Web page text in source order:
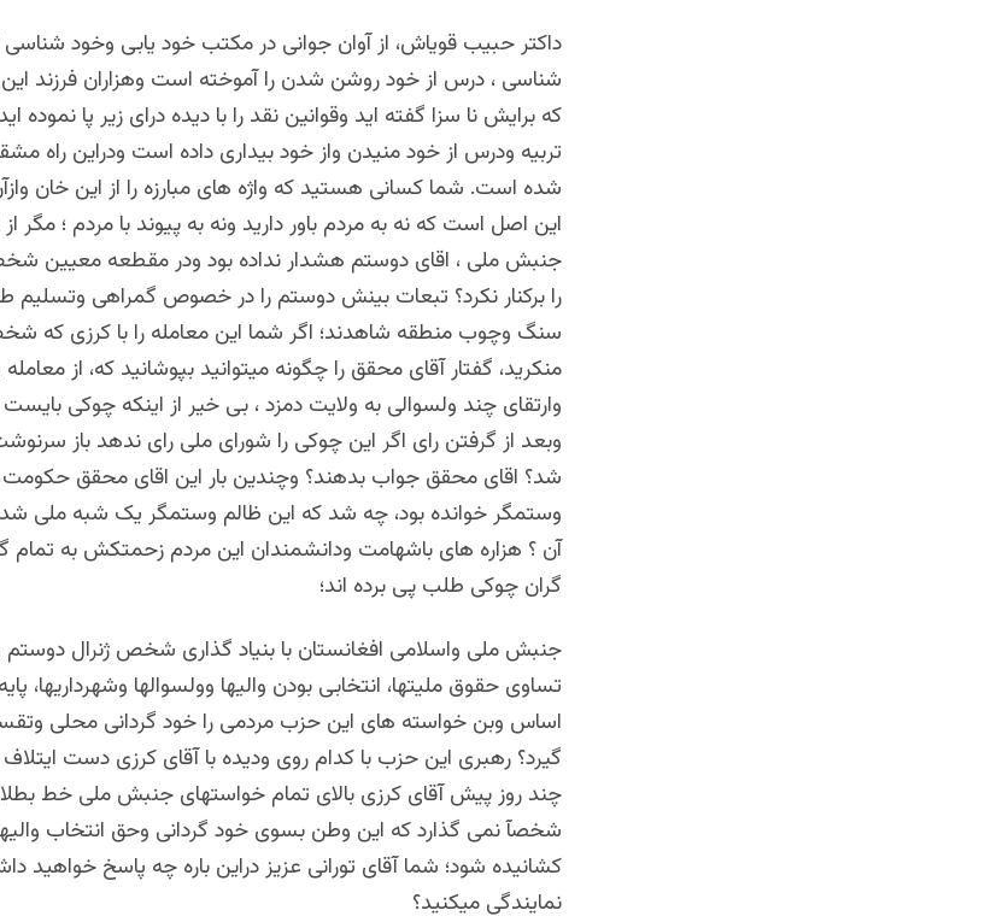
داکتر حبیب قویاش، از آوان جوانی در مکتب خود یابی وخود
شناسی ، درس از خود روشن شدن را آموخته است وهزاران فرزند
که برایش نا سزا گفته اید وقوانین نقد را با دیده درای زیر پا نموده
تربیه ودرس از خود منیدن واز خود بیداری داده است ودراین راه
شده است. شما کسانی هستید که واژه های مبارزه را از این خان
این اصل است که نه به مردم باور دارید ونه به پیوند با مردم ؛ مگر
جنبش ملی ، اقای دوستم هشدار نداده بود ودر مقطعه معیین
را برکنار نکرد؟ تبعات بینش دوستم را در خصوص گمراهی وتسلیم
سنگ وچوب منطقه شاهدند؛ اگر شما این معامله را با کرزی که
منکرید، گفتار آقای محقق را چگونه میتوانید بپوشانید که، از
وارتقای چند ولسوالی به ولایت دمزد ، بی خیر از اینکه چوکی
وبعد از گرفتن رای اگر این چوکی را شورای ملی رای ندهد باز
شد؟ اقای محقق جواب بدهند؟ وچندین بار این اقای محقق حکومت
وستمگر خوانده بود، چه شد که این ظالم وستمگر یک شبه ملی
آن ؟ هزاره های باشهامت ودانشمندان این مردم زحمتکش به تمام
گران چوکی طلب پی برده اند؛
جنبش ملی واسلامی افغانستان با بنیاد گذاری شخص ژنرال دوستم
تساوی حقوق ملیتها، انتخابی بودن والیها وولسوالها وشهرداریها،
اساس وبن خواسته های این حزب مردمی را خود گردانی محلی
گیرد؟ رهبری این حزب با کدام روی ودیده با آقای کرزی دست ایتلاف
چند روز پیش آقای کرزی بالای تمام خواستهای جنبش ملی خط
شخصآ نمی گذارد که این وطن بسوی خود گردانی وحق انتخاب
کشانیده شود؛ شما آقای تورانی عزیز دراین باره چه پاسخ خواهید
نمایندگی میکنید؟